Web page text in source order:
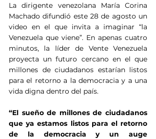
La dirigente venezolana María Corina
Machado difundió este 28 de agosto un
video en el que invita a imaginar “la
Venezuela que viene”. En apenas cuatro
minutos, la líder de Vente Venezuela
proyecta un futuro cercano en el que
millones de ciudadanos estarían listos
para el retorno a la democracia y a una
vida digna dentro del país.
“El sueño de millones de ciudadanos
que ya estamos listos para el retorno
de la democracia y un auge